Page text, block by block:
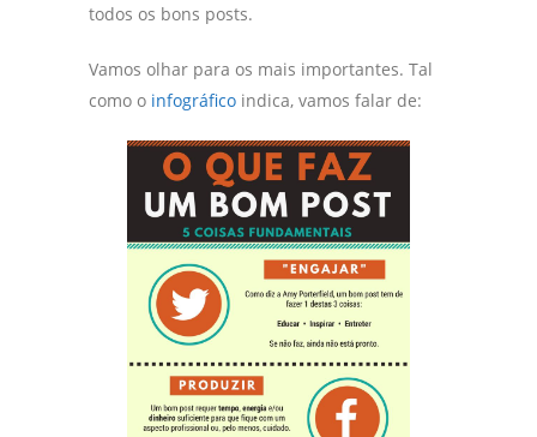
todos os bons posts.
Vamos olhar para os mais importantes. Tal
como o infográfico indica, vamos falar de: